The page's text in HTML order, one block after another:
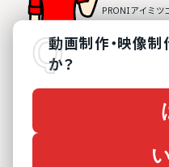
動画制作・映像制
か？